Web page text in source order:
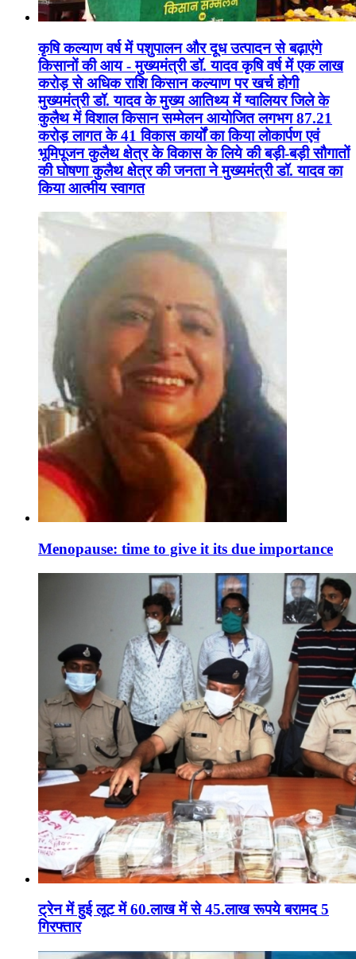
कृषि कल्याण वर्ष में पशुपालन और दूध उत्पादन से बढ़ाएंगे
किसानों की आय - मुख्यमंत्री डॉ. यादव कृषि वर्ष में एक लाख
करोड़ से अधिक राशि किसान कल्याण पर खर्च होगी
मुख्यमंत्री डॉ. यादव के मुख्य आतिथ्य में ग्वालियर जिले के
कुलैथ में विशाल किसान सम्मेलन आयोजित लगभग 87.21
करोड़ लागत के 41 विकास कार्यों का किया लोकार्पण एवं
भूमिपूजन कुलैथ क्षेत्र के विकास के लिये की बड़ी-बड़ी सौगातों
की घोषणा कुलैथ क्षेत्र की जनता ने मुख्यमंत्री डॉ. यादव का
किया आत्मीय स्वागत
Menopause: time to give it its due importance
ट्रेन में हुई लूट में 60.लाख में से 45.लाख रूपये बरामद 5
गिरफ्तार